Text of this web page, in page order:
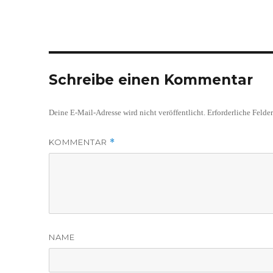
Schreibe einen Kommentar
Deine E-Mail-Adresse wird nicht veröffentlicht. Erforderliche
KOMMENTAR *
NAME